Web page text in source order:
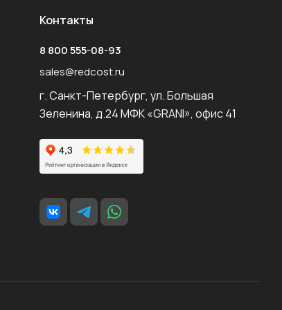
Контакты
8 800 555-08-93
sales@redcost.ru
г. Санкт-Петербург, ул. Большая
Зеленина, д.24 МФК «GRANI», офис 41